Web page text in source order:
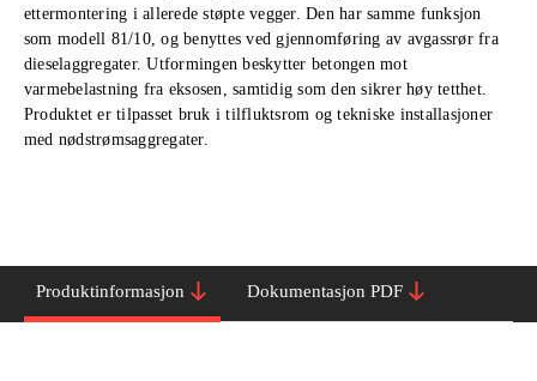
ettermontering i allerede støpte vegger. Den har samme funksjon
som modell 81/10, og benyttes ved gjennomføring av avgassrør fra
dieselaggregater. Utformingen beskytter betongen mot
varmebelastning fra eksosen, samtidig som den sikrer høy tetthet.
Produktet er tilpasset bruk i tilfluktsrom og tekniske installasjoner
med nødstrømsaggregater.
Produktinformasjon Dokumentasjon PDF